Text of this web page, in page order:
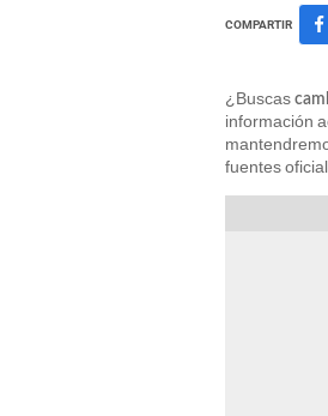
COMPARTIR
¿Buscas
información
fuentes